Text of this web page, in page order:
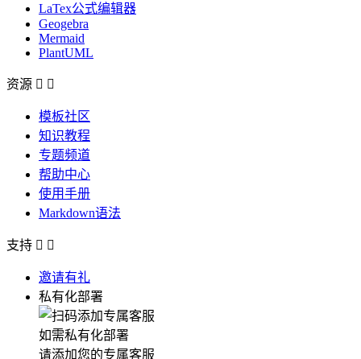
LaTex公式编辑器
Geogebra
Mermaid
PlantUML
资源  
模板社区
知识教程
专题频道
帮助中心
使用手册
Markdown语法
支持  
邀请有礼
私有化部署
如需私有化部署
请添加您的专属客服